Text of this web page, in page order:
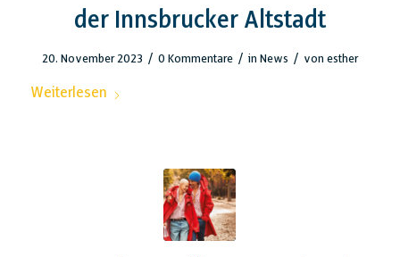
der Innsbrucker Altstadt
20. November 2023 / 0 Kommentare / in News / von esther
Weiterlesen